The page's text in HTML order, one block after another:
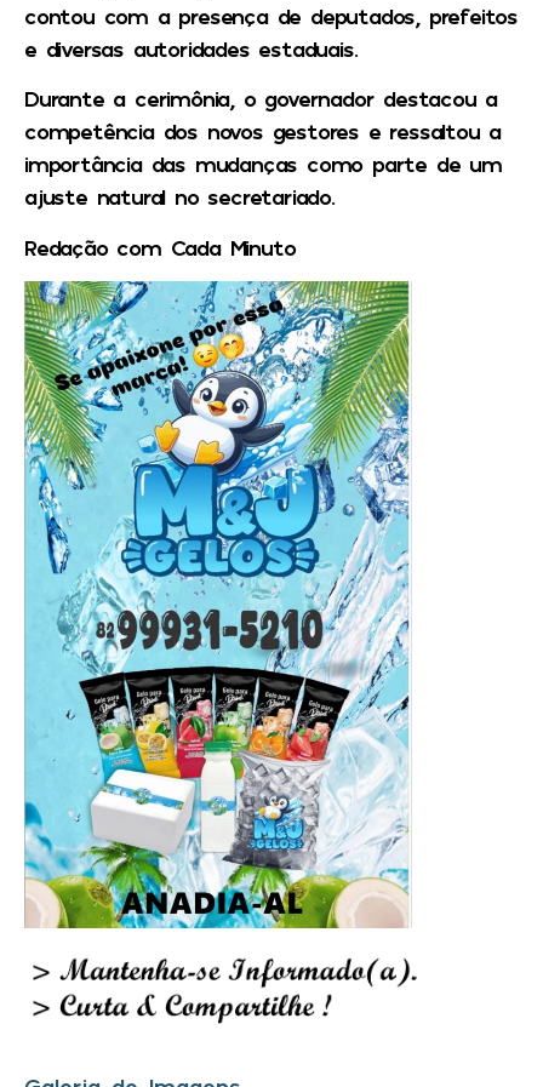
contou com a presença de deputados, prefeitos
e diversas autoridades estaduais.
Durante a cerimônia, o governador destacou a
competência dos novos gestores e ressaltou a
importância das mudanças como parte de um
ajuste natural no secretariado.
Redação com Cada Minuto